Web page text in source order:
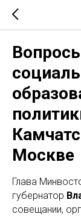
Москве
Глава
губернатор
совещании,